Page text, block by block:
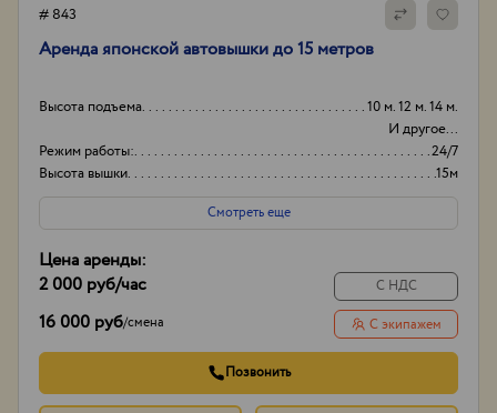
# 843
Аpенда японской aвтовышки дo 15 метрoв
Высота подъема
10 м. 12 м. 14 м.
И другое...
Режим работы:
24/7
Высота вышки
15м
Вид
Японские
Смотреть еще
Цена аренды:
2 000 руб/час
16 000 руб/смена
С НДС
С экипажем
Позвонить